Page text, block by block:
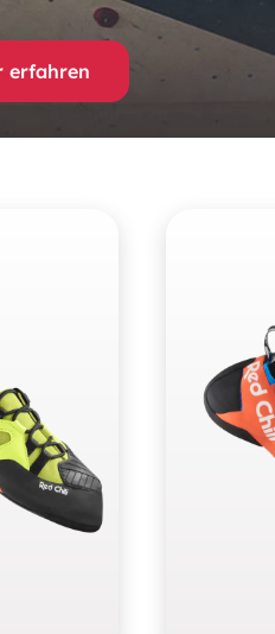
erfahren